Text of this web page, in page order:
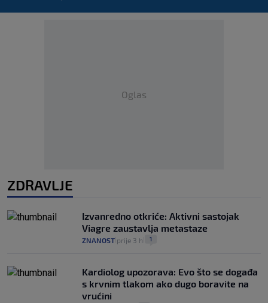
Oglas
ZDRAVLJE
Izvanredno otkriće: Aktivni sastojak
Viagre zaustavlja metastaze
ZNANOST prije 3 h 1
Kardiolog upozorava: Evo što se događa
s krvnim tlakom ako dugo boravite na
vrućini